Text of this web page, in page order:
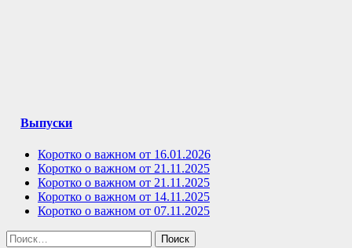
Выпуски
Коротко о важном от 16.01.2026
Коротко о важном от 21.11.2025
Коротко о важном от 21.11.2025
Коротко о важном от 14.11.2025
Коротко о важном от 07.11.2025
Найти: